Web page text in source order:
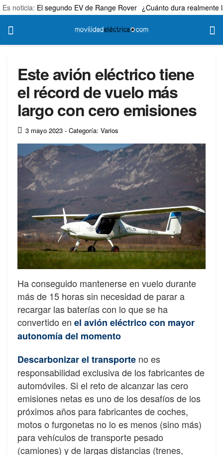
Es noticia: El segundo EV de Range Rover ¿Cuánto dura realmente
Este avión eléctrico tiene
el récord de vuelo más
largo con cero emisiones
3 mayo 2023 - Categoría: Varios
Ha conseguido mantenerse en vuelo durante
más de 15 horas sin necesidad de parar a
recargar las baterías con lo que se ha
convertido en el avión eléctrico con mayor
autonomía del momento
Descarbonizar el transporte no es
responsabilidad exclusiva de los fabricantes de
automóviles. Si el reto de alcanzar las cero
emisiones netas es uno de los desafíos de los
próximos años para fabricantes de coches,
motos o furgonetas no lo es menos (sino más)
para vehículos de transporte pesado
(camiones) y de largas distancias (trenes,